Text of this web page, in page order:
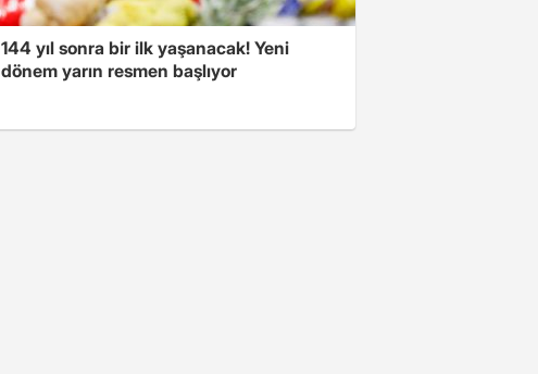
144 yıl sonra bir ilk yaşanacak! Yeni
dönem yarın resmen başlıyor